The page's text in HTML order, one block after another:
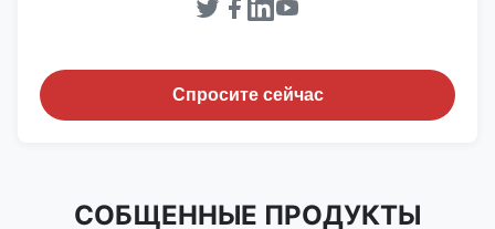
Спросите сейчас
СОБЩЕННЫЕ ПРОДУКТЫ